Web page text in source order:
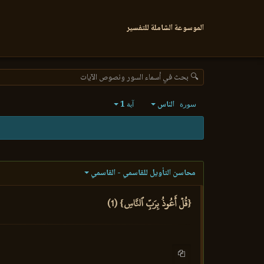
الموسوعة الشاملة للتفسير
🔍 بحث في أسماء السور ونصوص الآيات
سورة الناس آية 1
محاسن التأويل للقاسمي - القاسمي
{قُلۡ أَعُوذُ بِرَبِّ ٱلنَّاسِ} (1)